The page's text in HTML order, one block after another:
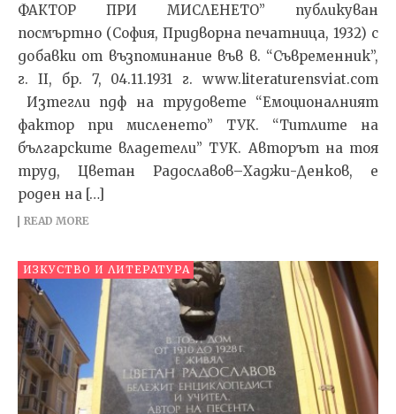
ФАКТОР ПРИ МИСЛЕНЕТО” публикуван
посмъртно (София, Придворна печатница, 1932) с
добавки от възпоминание във в. “Съвременник”,
г. II, бр. 7, 04.11.1931 г. www.literaturensviat.com
Изтегли пдф на трудовете “Емоционалният
фактор при мисленето” ТУК. “Титлите на
българските владетели” ТУК. Авторът на тоя
труд, Цветан Радославов–Хаджи-Денков, е
роден на […]
READ MORE
ИЗКУСТВО И ЛИТЕРАТУРА